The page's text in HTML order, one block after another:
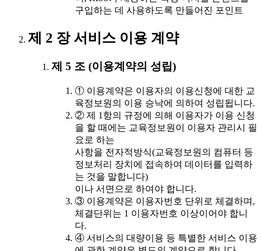
구입하는 데 사용하도록 만들어진 포인트
제 2 장 서비스 이용 계약
제 5 조 (이용계약의 성립)
① 이용계약은 이용자의 이용신청에 대한 교
육정보원의 이용 승낙에 의하여 성립됩니다.
② 제 1항의 규정에 의해 이용자가 이용 신청
을 할 때에는 교육정보원이 이용자 관리시 필
요로 하는
사항을 전자적방식(교육정보원의 컴퓨터 등
정보처리 장치에 접속하여 데이터를 입력하
는 것을 말합니다)
이나 서면으로 하여야 합니다.
③ 이용계약은 이용자번호 단위로 체결하며,
체결단위는 1 이용자번호 이상이어야 합니
다.
④ 서비스의 대량이용 등 특별한 서비스 이용